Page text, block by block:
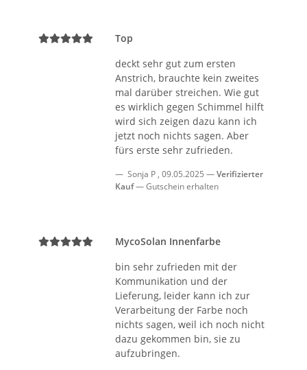
Top
deckt sehr gut zum ersten
Anstrich, brauchte kein zweites
mal darüber streichen. Wie gut
es wirklich gegen Schimmel hilft
wird sich zeigen dazu kann ich
jetzt noch nichts sagen. Aber
fürs erste sehr zufrieden.
Sonja P , 09.05.2025
Verifizierter
Kauf
Gutschein erhalten
MycoSolan Innenfarbe
bin sehr zufrieden mit der
Kommunikation und der
Lieferung, leider kann ich zur
Verarbeitung der Farbe noch
nichts sagen, weil ich noch nicht
dazu gekommen bin, sie zu
aufzubringen.